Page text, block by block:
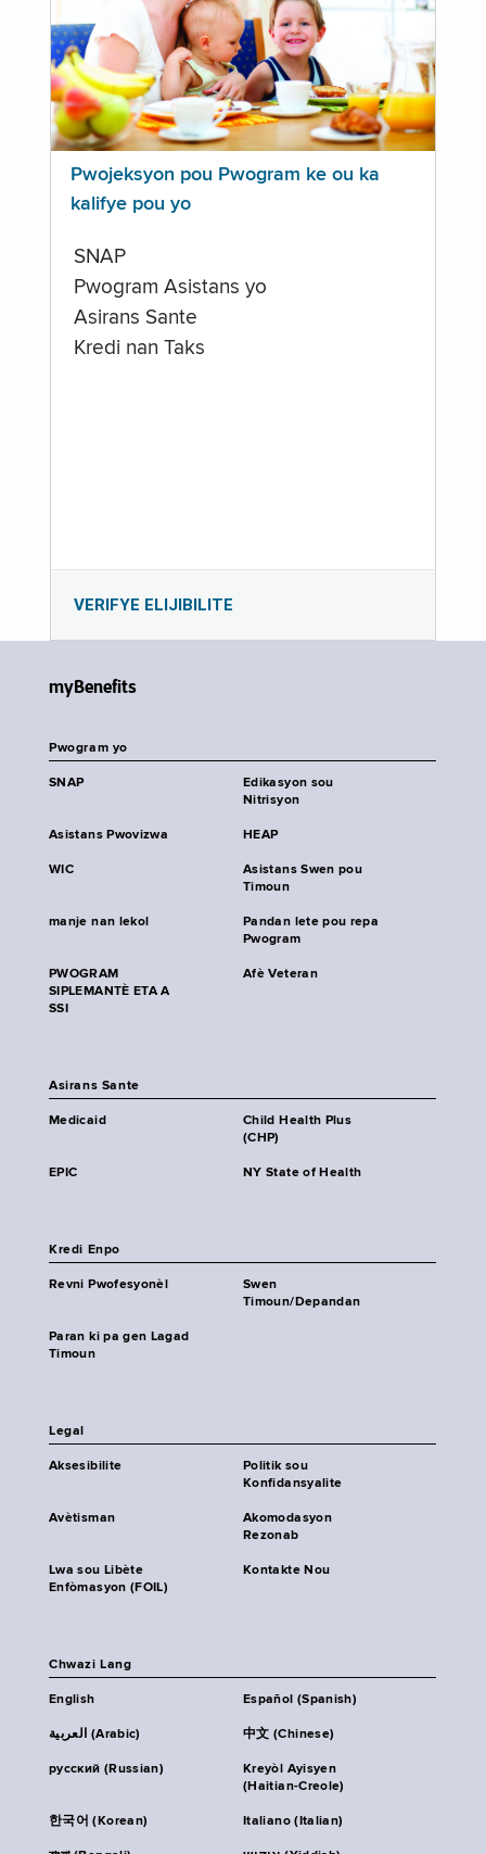
Pwojeksyon pou Pwogram ke ou ka
kalifye pou yo
SNAP
Pwogram Asistans yo
Asirans Sante
Kredi nan Taks
VERIFYE ELIJIBILITE
myBenefits
Pwogram yo
SNAP
Edikasyon sou
Nitrisyon
Asistans Pwovizwa HEAP
WIC
Asistans Swen pou
Timoun
manje nan lekol
Pandan lete pou repa
Pwogram
PWOGRAM
SIPLEMANTÈ ETA A
SSI
Afè Veteran
Asirans Sante
Medicaid
Child Health Plus
(CHP)
EPIC NY State of Health
Kredi Enpo
Revni Pwofesyonèl
Swen
Timoun/Depandan
Paran ki pa gen Lagad
Timoun
Legal
Aksesibilite
Politik sou
Konfidansyalite
Avètisman
Akomodasyon
Rezonab
Lwa sou Libète
Enfòmasyon (FOIL)
Kontakte Nou
Chwazi Lang
English Español (Spanish)
العربية (Arabic) 中文 (Chinese)
русский (Russian)
Kreyòl Ayisyen
(Haitian-Creole)
한국어 (Korean) Italiano (Italian)